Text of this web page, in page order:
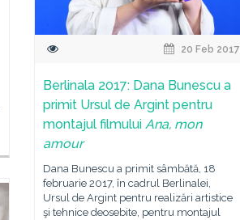
20 Feb 2017
Berlinala 2017: Dana Bunescu a
primit Ursul de Argint pentru
montajul filmului Ana, mon
amour
Dana Bunescu a primit sâmbătă, 18
februarie 2017, în cadrul Berlinalei,
Ursul de Argint pentru realizări artistice
şi tehnice deosebite, pentru montajul